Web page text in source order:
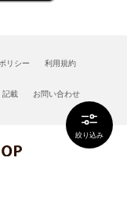
絞り込み
リシー 利用規約
記載 お問い合わせ